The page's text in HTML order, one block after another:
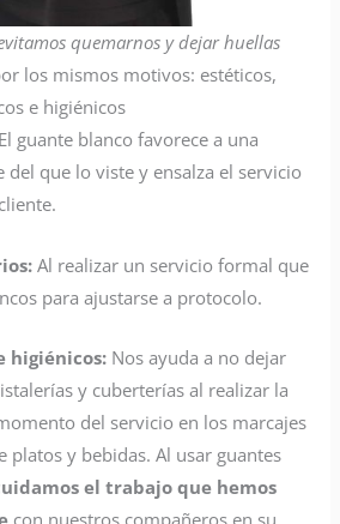
quemarnos y dejar huellas
los mismos motivos: estéticos,
e higiénicos
El guante blanco favorece a una
del que lo viste y ensalza el servicio
Al realizar un servicio formal que
para ajustarse a protocolo.
higiénicos: Nos ayuda a no dejar
y cuberterías al realizar la
del servicio en los marcajes
platos y bebidas. Al usar guantes
el trabajo que hemos